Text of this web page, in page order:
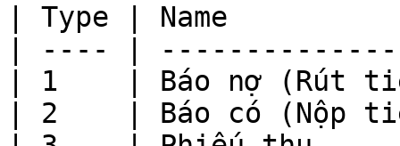
| Type | Name
| ---- |
| 1    | Báo nợ (Rút
| 2    | Báo có (Nộp